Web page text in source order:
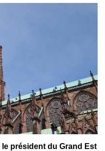
président du Grand Est